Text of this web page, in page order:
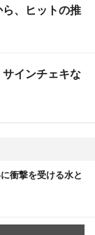
、ヒットの推
インチェキな
衝撃を受ける水と